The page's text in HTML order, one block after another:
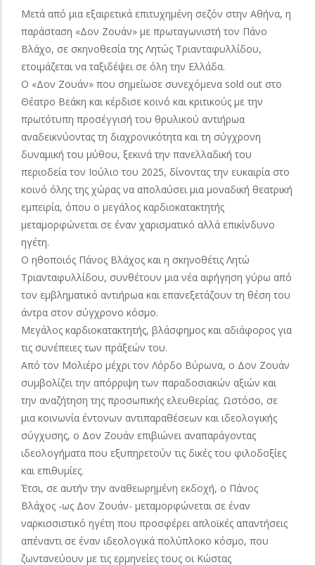
Μετά από μια εξαιρετικά επιτυχημένη σεζόν στην Αθήνα, η
παράσταση «Δον Ζουάν» με πρωταγωνιστή τον Πάνο
Βλάχο, σε σκηνοθεσία της Λητώς Τριανταφυλλίδου,
ετοιμάζεται να ταξιδέψει σε όλη την Ελλάδα.
Ο «Δον Ζουάν» που σημείωσε συνεχόμενα sold out στο
Θέατρο Βεάκη και κέρδισε κοινό και κριτικούς με την
πρωτότυπη προσέγγισή του θρυλικού αντιήρωα
αναδεικνύοντας τη διαχρονικότητα και τη σύγχρονη
δυναμική του μύθου, ξεκινά την πανελλαδική του
περιοδεία τον Ιούλιο του 2025, δίνοντας την ευκαιρία στο
κοινό όλης της χώρας να απολαύσει μια μοναδική θεατρική
εμπειρία, όπου ο μεγάλος καρδιοκατακτητής
μεταμορφώνεται σε έναν χαρισματικό αλλά επικίνδυνο
ηγέτη.
Ο ηθοποιός Πάνος Βλάχος και η σκηνοθέτις Λητώ
Τριανταφυλλίδου, συνθέτουν μια νέα αφήγηση γύρω από
τον εμβληματικό αντιήρωα και επανεξετάζουν τη θέση του
άντρα στον σύγχρονο κόσμο.
Μεγάλος καρδιοκατακτητής, βλάσφημος και αδιάφορος για
τις συνέπειες των πράξεών του.
Από τον Μολιέρο μέχρι τον Λόρδο Βύρωνα, ο Δον Ζουάν
συμβολίζει την απόρριψη των παραδοσιακών αξιών και
την αναζήτηση της προσωπικής ελευθερίας. Ωστόσο, σε
μια κοινωνία έντονων αντιπαραθέσεων και ιδεολογικής
σύγχυσης, ο Δον Ζουάν επιβιώνει αναπαράγοντας
ιδεολογήματα που εξυπηρετούν τις δικές του φιλοδοξίες
και επιθυμίες.
Έτσι, σε αυτήν την αναθεωρημένη εκδοχή, ο Πάνος
Βλάχος -ως Δον Ζουάν- μεταμορφώνεται σε έναν
ναρκισσιστικό ηγέτη που προσφέρει απλοϊκές απαντήσεις
απέναντι σε έναν ιδεολογικά πολύπλοκο κόσμο, που
ζωντανεύουν με τις ερμηνείες τους οι Κώστας